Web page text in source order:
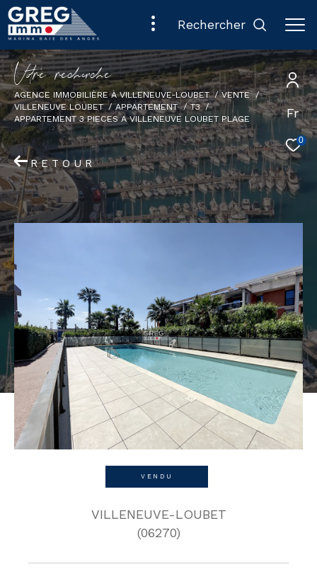
Fr
0
rechercher
Vore recece
AGENCE IMMOBILIÈRE À VILLENEUVE-LOUBET
VENTE
VILLENEUVE LOUBET
APPARTEMENT
T3
APPARTEMENT 3 PIECES A VILLENEUVE LOUBET PLAGE
RETOUR
VENDU
VILLENEUVE-LOUBET
(06270)